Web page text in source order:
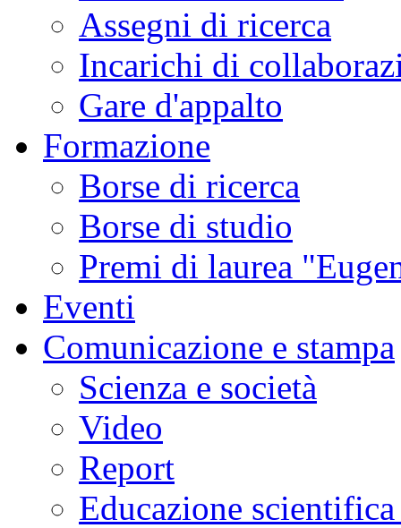
Assegni di ricerca
Incarichi di
Gare d'appalto
Formazione
Borse di ricerca
Borse di studio
Premi di laurea
Eventi
Comunicazione e stampa
Scienza e società
Video
Report
Educazione